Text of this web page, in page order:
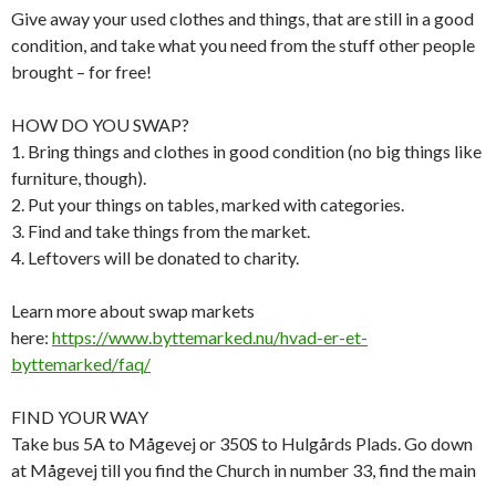
Give away your used clothes and things, that are still in a good
condition, and take what you need from the stuff other people
brought – for free!
HOW DO YOU SWAP?
1. Bring things and clothes in good condition (no big things like
furniture, though).
2. Put your things on tables, marked with categories.
3. Find and take things from the market.
4. Leftovers will be donated to charity.
Learn more about swap markets
here: https://www.byttemarked.nu/hvad-er-et-
byttemarked/faq/
FIND YOUR WAY
Take bus 5A to Mågevej or 350S to Hulgårds Plads. Go down
at Mågevej till you find the Church in number 33, find the main